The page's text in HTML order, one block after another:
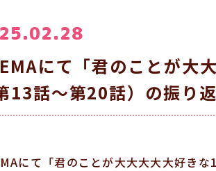
にて「君のことが大
13話～第20話）の振り
にて「君のことが大大大大大好き